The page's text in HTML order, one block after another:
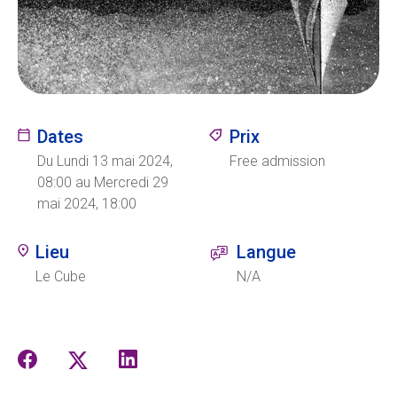
Ecolint
Camps Ecolint
Centre des arts
Institut
Contact
Dates
Du Lundi 13 mai 2024,
08:00 au Mercredi 29
mai 2024, 18:00
Prix
Free admission
Lieu
Le Cube
Langue
N/A